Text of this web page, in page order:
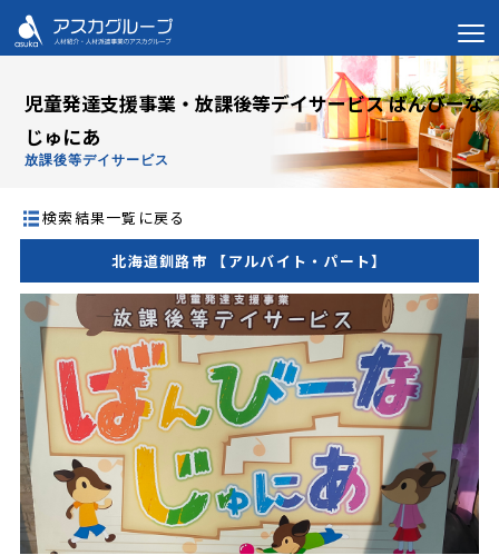
児童発達支援事業・放課後等デイサービス ばんびーな
じゅにあ
放課後等デイサービス
検索結果一覧に戻る
北海道釧路市 【アルバイト・パート】